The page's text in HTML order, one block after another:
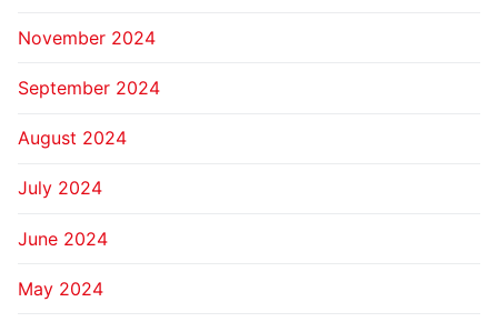
November 2024
September 2024
August 2024
July 2024
June 2024
May 2024